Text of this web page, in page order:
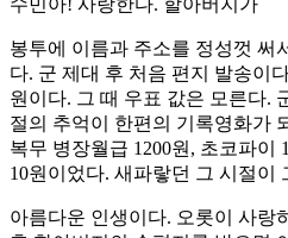
수민아! 사랑한다. 할아버지가
봉투에 이름과 주소를 정성껏 써
다. 군 제대 후 처음 편지 발송이
원이다. 그 때 우표 값은 모른다.
절의 추억이 한편의 기록영화가
복무 병장월급 1200원, 초코파이
10원이었다. 새파랗던 그 시절이
아름다운 인생이다. 오롯이 사랑